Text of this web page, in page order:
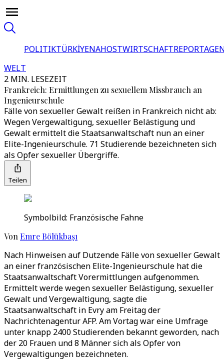
POLITIKTÜRKİYENAHOSTWIRTSCHAFT
WELT
2 MIN. LESEZEIT
Frankreich: Ermittlungen zu sexuellem Missbrauch an
Ingenieurschule
Fälle von sexueller Gewalt reißen in Frankreich nicht ab:
Wegen Vergewaltigung, sexueller Belästigung und
Gewalt ermittelt die Staatsanwaltschaft nun an einer
Elite-Ingenieurschule. 71 Studierende bezeichneten sich
als Opfer sexueller Übergriffe.
Teilen
Symbolbild: Französische Fahne
Von Emre Bölükbaşı
Nach Hinweisen auf Dutzende Fälle von sexueller Gewalt
an einer französischen Elite-Ingenieurschule hat die
Staatsanwaltschaft Vorermittlungen aufgenommen.
Ermittelt werde wegen sexueller Belästigung, sexueller
Gewalt und Vergewaltigung, sagte die
Staatsanwaltschaft in Evry am Freitag der
Nachrichtenagentur AFP. Am Vortag war eine Umfrage
unter knapp 2400 Studierenden bekannt geworden, nach
der 20 Frauen und 8 Männer sich als Opfer von
Vergewaltigungen bezeichneten.